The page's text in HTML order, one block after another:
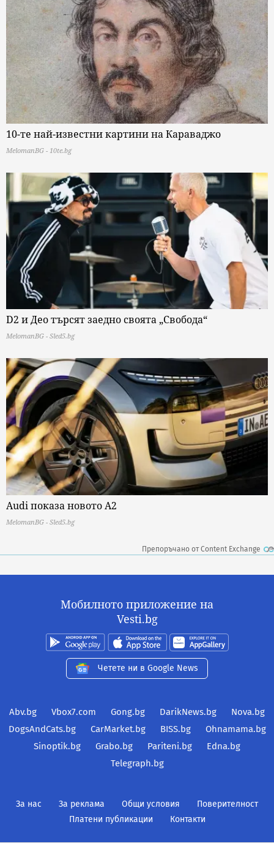
10-те най-известни картини на Караваджо
MelomanBG - 10te.bg
D2 и Део търсят заедно своята „Свобода“
MelomanBG - Sled5.bg
Audi показа новото A2
MelomanBG - Sled5.bg
Препоръчано от Content Exchange
Мобилното приложение на
Vesti.bg
Четете ни в Google News
Abv.bg Vbox7.com Gong.bg DarikNews.bg
Nova.bg
DogsAndCats.bg
CarMarket.bg BISS.bg
Ohnamama.bg
Sinoptik.bg
Grabo.bg Pariteni.bg
Edna.bg
Telegraph.bg
За нас За реклама Общи условия
Поверителност
Платени публикации
Контакти